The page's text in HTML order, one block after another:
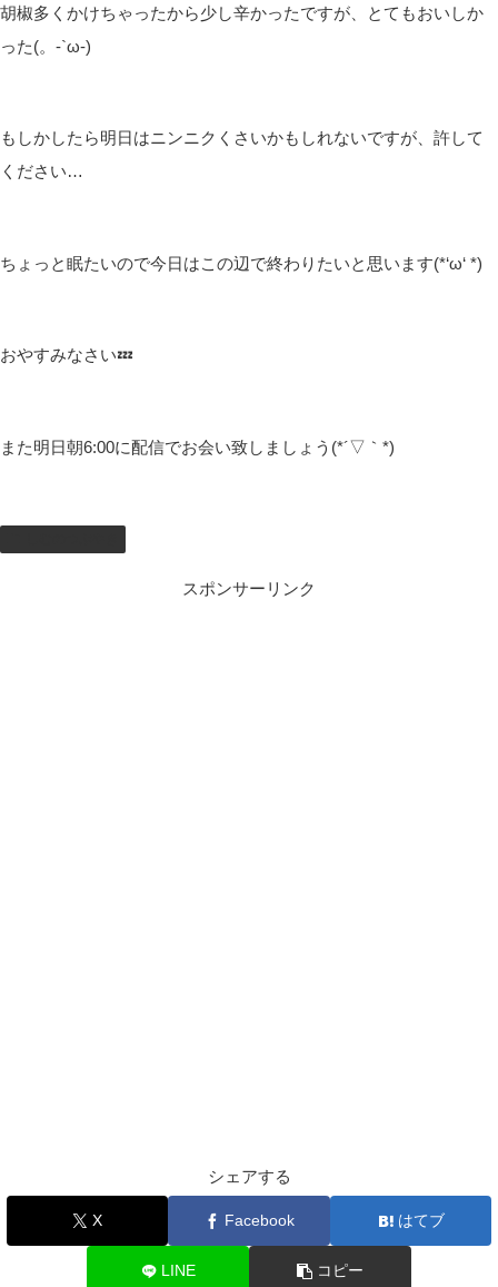
胡椒多くかけちゃったから少し辛かったですが、とてもおいしか
った(。-`ω-)
もしかしたら明日はニンニクくさいかもしれないですが、許して
ください…
ちょっと眠たいので今日はこの辺で終わりたいと思います(*‘ω‘ *)
おやすみなさい💤
また明日朝6:00に配信でお会い致しましょう(*´▽｀*)
スポンサーリンク
シェアする
X Facebook はてブ
LINE コピー